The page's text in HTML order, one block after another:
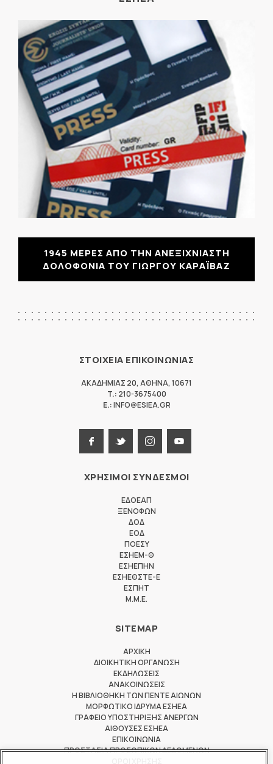
1945 ΜΕΡΕΣ ΑΠΟ ΤΗΝ ΑΝΕΞΙΧΝΙΑΣΤΗ
ΔΟΛΟΦΟΝΙΑ ΤΟΥ ΓΙΩΡΓΟΥ ΚΑΡΑΪΒΑΖ
ΣΤΟΙΧΕΙΑ ΕΠΙΚΟΙΝΩΝΙΑΣ
ΑΚΑΔΗΜΙΑΣ 20, ΑΘΗΝΑ, 10671
T.: 210-3675400
E.:INFO@ESIEA.GR
ΧΡΗΣΙΜΟΙ ΣΥΝΔΕΣΜΟΙ
ΕΔΟΕΑΠ
ΞΕΝΟΦΩΝ
ΔΟΔ
ΕΟΔ
ΠΟΕΣΥ
ΕΣΗΕΜ-Θ
ΕΣΗΕΠΗΝ
ΕΣΗΕΘΣΤΕ-Ε
ΕΣΠΗΤ
M.M.E.
SITEMAP
ΑΡΧΙΚΗ
ΔΙΟΙΚΗΤΙΚΗ ΟΡΓΑΝΩΣΗ
ΕΚΔΗΛΩΣΕΙΣ
ΑΝΑΚΟΙΝΩΣΕΙΣ
Η ΒΙΒΛΙΟΘΗΚΗ ΤΩΝ ΠΕΝΤΕ ΑΙΩΝΩΝ
ΜΟΡΦΩΤΙΚΟ ΙΔΡΥΜΑ ΕΣΗΕΑ
ΓΡΑΦΕΙΟ ΥΠΟΣΤΗΡΙΞΗΣ ΑΝΕΡΓΩΝ
ΑΙΘΟΥΣΕΣ ΕΣΗΕΑ
ΕΠΙΚΟΙΝΩΝΙΑ
ΠΡΟΣΤΑΣΙΑ ΠΡΟΣΩΠΙΚΩΝ ΔΕΔΟΜΕΝΩΝ